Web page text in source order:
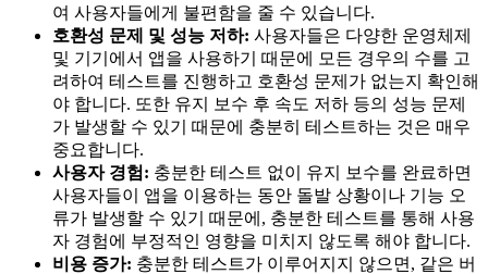
여 사용자들에게 불편함을 줄 수 있습니다.
호환성 문제 및 성능 저하: 사용자들은 다양한 운영체제
및 기기에서 앱을 사용하기 때문에 모든 경우의 수를 고
려하여 테스트를 진행하고 호환성 문제가 없는지 확인해
야 합니다. 또한 유지 보수 후 속도 저하 등의 성능 문제
가 발생할 수 있기 때문에 충분히 테스트하는 것은 매우
중요합니다.
사용자 경험: 충분한 테스트 없이 유지 보수를 완료하면
사용자들이 앱을 이용하는 동안 돌발 상황이나 기능 오
류가 발생할 수 있기 때문에, 충분한 테스트를 통해 사용
자 경험에 부정적인 영향을 미치지 않도록 해야 합니다.
비용 증가: 충분한 테스트가 이루어지지 않으면, 같은 버